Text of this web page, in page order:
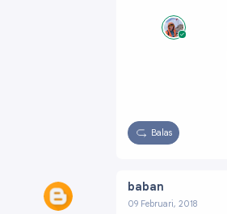
Balas
baban
09 Februari, 2018